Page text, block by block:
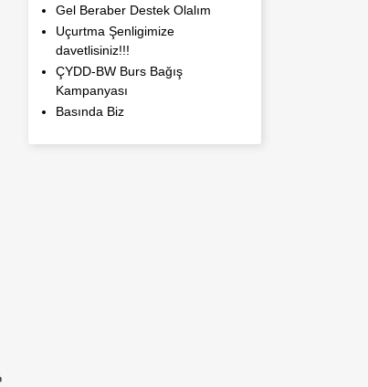
Gel Beraber Destek Olalım
Uçurtma Şenligimize
davetlisiniz!!!
ÇYDD-BW Burs Bağış
Kampanyası
Basında Biz